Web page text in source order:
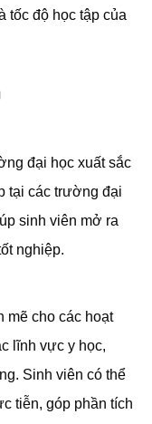
tốc độ học tập của
đại học xuất sắc
tại các trường đại
sinh viên mở ra
nghiệp.
mẽ cho các hoạt
lĩnh vực y học,
Sinh viên có thể
tiễn, góp phần tích